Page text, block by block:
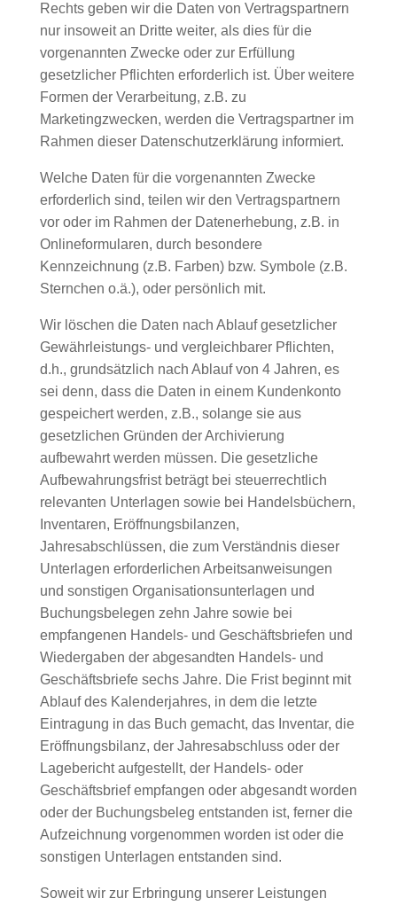
Rechts geben wir die Daten von Vertragspartnern
nur insoweit an Dritte weiter, als dies für die
vorgenannten Zwecke oder zur Erfüllung
gesetzlicher Pflichten erforderlich ist. Über weitere
Formen der Verarbeitung, z.B. zu
Marketingzwecken, werden die Vertragspartner im
Rahmen dieser Datenschutzerklärung informiert.
Welche Daten für die vorgenannten Zwecke
erforderlich sind, teilen wir den Vertragspartnern
vor oder im Rahmen der Datenerhebung, z.B. in
Onlineformularen, durch besondere
Kennzeichnung (z.B. Farben) bzw. Symbole (z.B.
Sternchen o.ä.), oder persönlich mit.
Wir löschen die Daten nach Ablauf gesetzlicher
Gewährleistungs- und vergleichbarer Pflichten,
d.h., grundsätzlich nach Ablauf von 4 Jahren, es
sei denn, dass die Daten in einem Kundenkonto
gespeichert werden, z.B., solange sie aus
gesetzlichen Gründen der Archivierung
aufbewahrt werden müssen. Die gesetzliche
Aufbewahrungsfrist beträgt bei steuerrechtlich
relevanten Unterlagen sowie bei Handelsbüchern,
Inventaren, Eröffnungsbilanzen,
Jahresabschlüssen, die zum Verständnis dieser
Unterlagen erforderlichen Arbeitsanweisungen
und sonstigen Organisationsunterlagen und
Buchungsbelegen zehn Jahre sowie bei
empfangenen Handels- und Geschäftsbriefen und
Wiedergaben der abgesandten Handels- und
Geschäftsbriefe sechs Jahre. Die Frist beginnt mit
Ablauf des Kalenderjahres, in dem die letzte
Eintragung in das Buch gemacht, das Inventar, die
Eröffnungsbilanz, der Jahresabschluss oder der
Lagebericht aufgestellt, der Handels- oder
Geschäftsbrief empfangen oder abgesandt worden
oder der Buchungsbeleg entstanden ist, ferner die
Aufzeichnung vorgenommen worden ist oder die
sonstigen Unterlagen entstanden sind.
Soweit wir zur Erbringung unserer Leistungen